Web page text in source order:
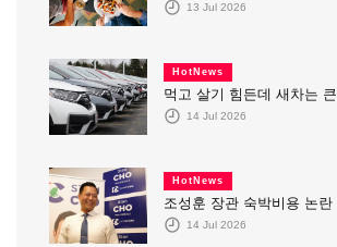
13 Jul 2026
HotNews
먹고 살기 힘든데 새차는
14 Jul 2026
HotNews
조성훈 장관 숙박비용 논란
14 Jul 2026